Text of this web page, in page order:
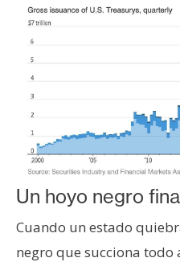
P
T
m
a
s
Un hoyo negro
Cuando un estado
negro que succiona todo